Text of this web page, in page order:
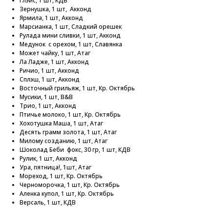
Зернушка, 1 шт, Акконд
Ярмила, 1 шт, Акконд
Марсианка, 1 шт, Сладкий орешек
Рулада мини сливки, 1 шт, Акконд
Медунок с орехом, 1 шт, Славянка
Может чайку, 1 шт, Атаг
Ла Ладже, 1 шт, Акконд
Ричио, 1 шт, Акконд
Сплэш, 1 шт, Акконд
Восточный грильяж, 1 шт, Кр. Октябрь
Мусики, 1 шт, В&В
Трио, 1 шт, Акконд
Птичье молоко, 1 шт, Кр. Октябрь
Хохотушка Маша, 1 шт, Атаг
Десять грамм золота, 1 шт, Атаг
Милому созданию, 1 шт, Атаг
Шоколад Беби фокс, 30 гр, 1 шт, КДВ
Рулик, 1 шт, Акконд
Ура, пятница!, 1шт, Атаг
Мореход, 1 шт, Кр. Октябрь
Черноморочка, 1 шт, Кр. Октябрь
Аленка купол, 1 шт, Кр. Октябрь
Версаль, 1 шт, КДВ